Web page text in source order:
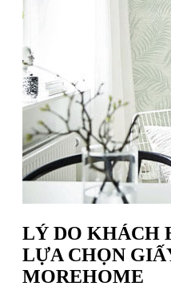
LÝ DO KHÁCH
LỰA CHỌN
MOREHOME